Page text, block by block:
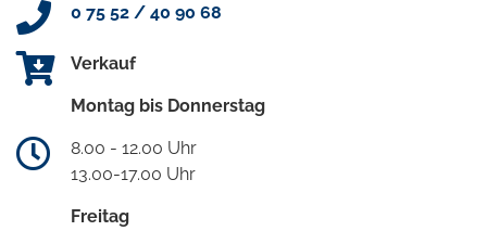
0 75 52 / 40 90 68
Verkauf
Montag bis Donnerstag
8.00 - 12.00 Uhr
13.00-17.00 Uhr
Freitag